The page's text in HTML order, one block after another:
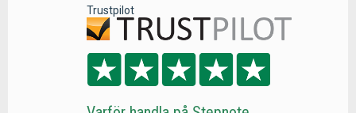
Trustpilot